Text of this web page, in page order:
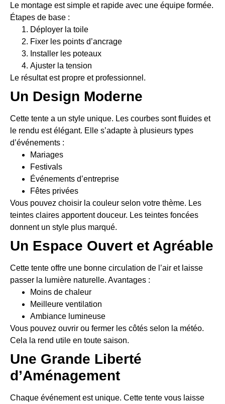
Le montage est simple et rapide avec une équipe formée.
Étapes de base :
Déployer la toile
Fixer les points d’ancrage
Installer les poteaux
Ajuster la tension
Le résultat est propre et professionnel.
Un Design Moderne
Cette tente a un style unique. Les courbes sont fluides et
le rendu est élégant. Elle s’adapte à plusieurs types
d’événements :
Mariages
Festivals
Événements d’entreprise
Fêtes privées
Vous pouvez choisir la couleur selon votre thème. Les
teintes claires apportent douceur. Les teintes foncées
donnent un style plus marqué.
Un Espace Ouvert et Agréable
Cette tente offre une bonne circulation de l’air et laisse
passer la lumière naturelle. Avantages :
Moins de chaleur
Meilleure ventilation
Ambiance lumineuse
Vous pouvez ouvrir ou fermer les côtés selon la météo.
Cela la rend utile en toute saison.
Une Grande Liberté
d’Aménagement
Chaque événement est unique. Cette tente vous laisse